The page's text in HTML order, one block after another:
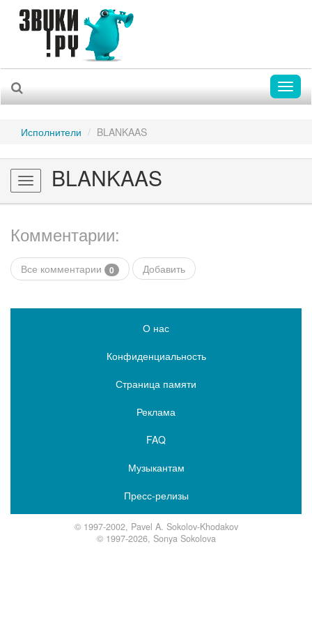
Исполнители BLANKAAS
Toggle
navigation
BLANKAAS
Комментарии:
Все комментарии 0 Добавить
О нас
Конфиденциальность
Страница памяти
Реклама
FAQ
Музыкантам
Пресс-релизы
© 1997-2002, Pavel A. Sokolov-Khodakov
© 1997-2026, Sonya Sokolova